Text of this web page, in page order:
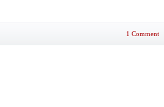
1 Comment